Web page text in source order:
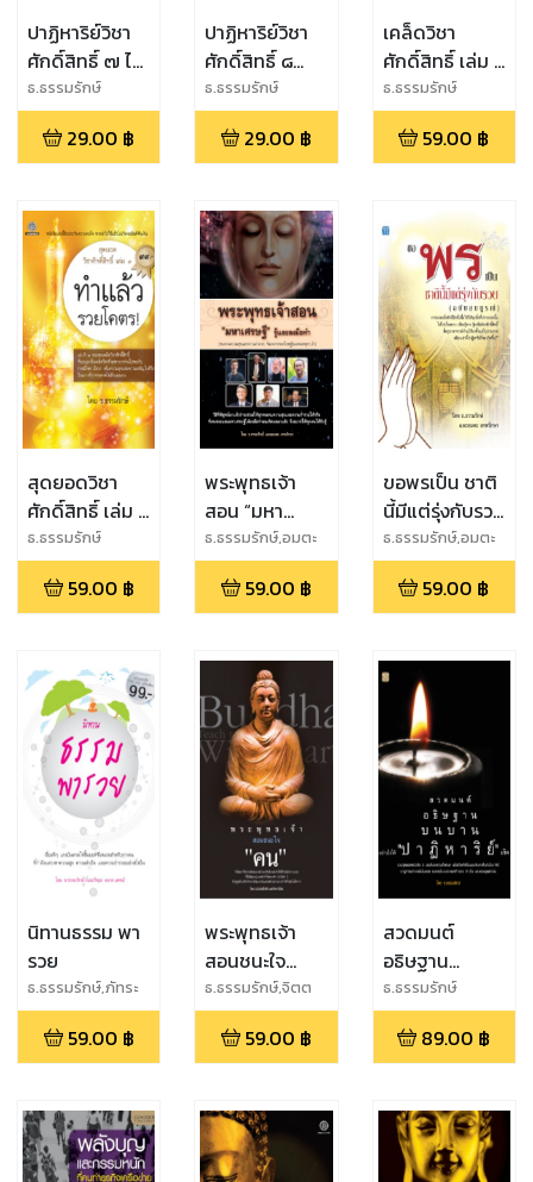
ปาฏิหาริย์วิชา
ศักดิ์สิทธิ์ ๗ ไข
ปัญหาธรรมและ
กรรมจากพระ
อริยเจ้า
ธ.ธรรมรักษ์
29.00 ฿
ปาฏิหาริย์วิชา
ศักดิ์สิทธิ์ ๘
คู่มือทำวัตรเช้า
เย็น และวิธี
ปฏิบัติธรรมที่
มาก
ธ.ธรรมรักษ์
29.00 ฿
เคล็ดวิชา
ศักดิ์สิทธิ์ เล่ม 2
รู้แล้วทำ ยิ่งสุข
ยิ่งรวย ทันตา
เห็น
ธ.ธรรมรักษ์
59.00 ฿
สุดยอดวิชา
ศักดิ์สิทธิ์ เล่ม 3
ทำแล้วรวย
โคตร
ธ.ธรรมรักษ์
59.00 ฿
พระพุทธเจ้า
สอน “มหา
เศรษฐี” รู้และ
ลงมือทำ
ธ.ธรรมรักษ์,อมตะ
เทพรักษา
59.00 ฿
ขอพรเป็น ชาติ
นี้มีแต่รุ่งกับรวย
(ฉบับสมบูรณ์)
ธ.ธรรมรักษ์,อมตะ
เทพรักษา
59.00 ฿
นิทานธรรม พา
รวย
ธ.ธรรมรักษ์,ภัทระ
ฉลาดแพทย์
59.00 ฿
พระพุทธเจ้า
สอนชนะใจ
“คน”
ธ.ธรรมรักษ์,จิตต
วชิระ
59.00 ฿
สวดมนต์
อธิษฐาน
บนบานอย่างไร
ให้ “ปาฏิหาริย์”
เกิด
ธ.ธรรมรักษ์
89.00 ฿